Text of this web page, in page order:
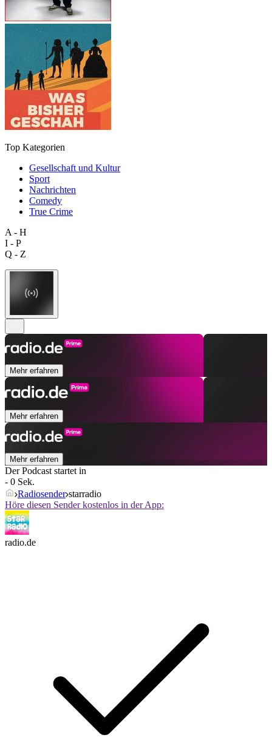
Top Kategorien
Gesellschaft und Kultur
Sport
Nachrichten
Comedy
True Crime
A - H
I - P
Q - Z
Mehr erfahren
Mehr erfahren
Mehr erfahren
Der Podcast startet in
- 0 Sek.
Radiosender starradio
Höre diesen Sender kostenlos in der App:
radio.de